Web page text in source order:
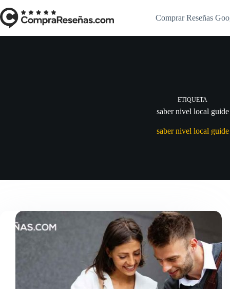
al
contenido
Comprar Reseñas
ETIQUETA
saber nivel local guide
saber nivel local guide